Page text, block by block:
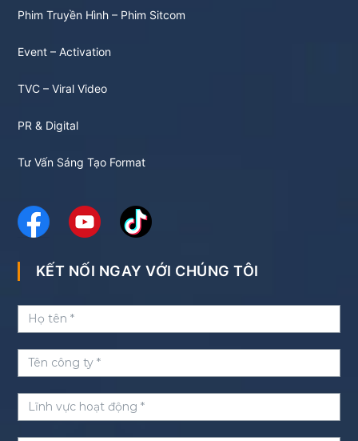
Phim Truyền Hình – Phim Sitcom
Event – Activation
TVC – Viral Video
PR & Digital
Tư Vấn Sáng Tạo Format
KẾT NỐI NGAY VỚI CHÚNG TÔI